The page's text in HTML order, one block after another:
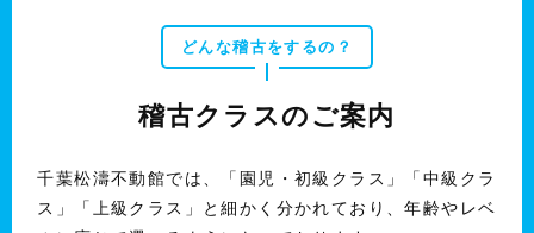
どんな稽古をするの？
稽古クラスのご案内
千葉松濤不動館では、「園児・初級クラス」「中級クラ
ス」「上級クラス」と細かく分かれており、年齢やレベ